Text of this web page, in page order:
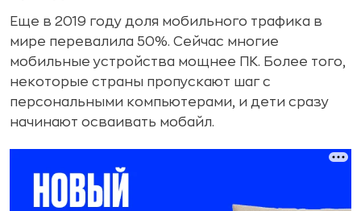
Еще в 2019 году доля мобильного трафика в
мире перевалила 50%. Сейчас многие
мобильные устройства мощнее ПК. Более того,
некоторые страны пропускают шаг с
персональными компьютерами, и дети сразу
начинают осваивать мобайл.